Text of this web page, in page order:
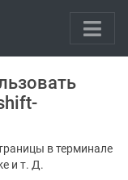
в терминале
и т. Д.